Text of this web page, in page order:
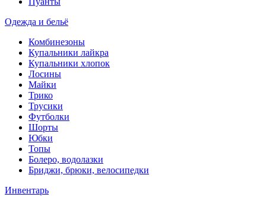
Одежда и бельё
Комбинезоны
Купальники лайкра
Купальники хлопок
Лосины
Майки
Трико
Трусики
Футболки
Шорты
Юбки
Топы
Болеро, водолазки
Бриджи, брюки, велосипедки
Инвентарь